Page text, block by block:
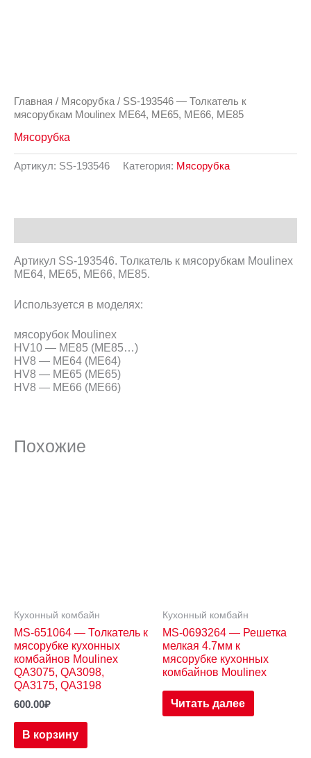
Главная / Мясорубка / SS-193546 — Толкатель к
мясорубкам Moulinex ME64, ME65, ME66, ME85
Мясорубка
Артикул: SS-193546 Категория: Мясорубка
Артикул SS-193546. Толкатель к мясорубкам Moulinex
ME64, ME65, ME66, ME85.
Используется в моделях:
мясорубок Moulinex
HV10 — ME85 (ME85…)
HV8 — ME64 (ME64)
HV8 — ME65 (ME65)
HV8 — ME66 (ME66)
Похожие
Кухонный комбайн
MS-651064 — Толкатель к
мясорубке кухонных
комбайнов Moulinex
QA3075, QA3098,
QA3175, QA3198
600.00₽
В корзину
Кухонный комбайн
MS-0693264 — Решетка
мелкая 4.7мм к
мясорубке кухонных
комбайнов Moulinex
Читать далее